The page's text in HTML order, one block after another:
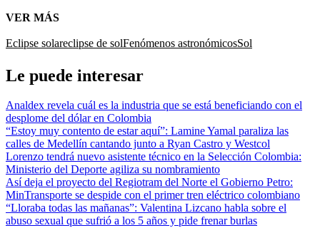
VER MÁS
Eclipse solareclipse de solFenómenos astronómicosSol
Le puede interesar
Analdex revela cuál es la industria que se está beneficiando con el
desplome del dólar en Colombia
“Estoy muy contento de estar aquí”: Lamine Yamal paraliza las
calles de Medellín cantando junto a Ryan Castro y Westcol
Lorenzo tendrá nuevo asistente técnico en la Selección Colombia:
Ministerio del Deporte agiliza su nombramiento
Así deja el proyecto del Regiotram del Norte el Gobierno Petro:
MinTransporte se despide con el primer tren eléctrico colombiano
“Lloraba todas las mañanas”: Valentina Lizcano habla sobre el
abuso sexual que sufrió a los 5 años y pide frenar burlas